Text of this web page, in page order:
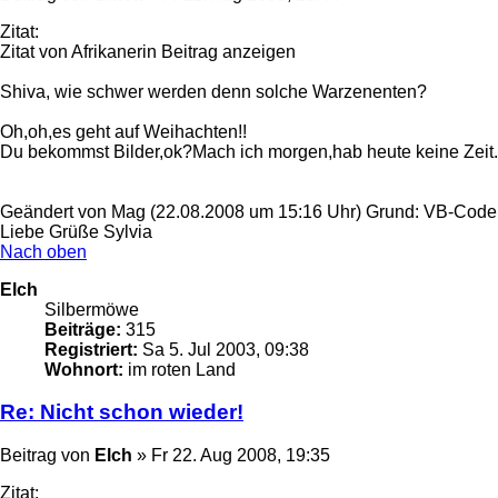
Zitat:
Zitat von Afrikanerin Beitrag anzeigen
Shiva, wie schwer werden denn solche Warzenenten?
Oh,oh,es geht auf Weihachten!!
Du bekommst Bilder,ok?Mach ich morgen,hab heute keine Zeit.
Geändert von Mag (22.08.2008 um 15:16 Uhr) Grund: VB-
Liebe Grüße Sylvia
Nach oben
Elch
Silbermöwe
Beiträge: 315
Registriert: Sa 5. Jul 2003, 09:38
Wohnort: im roten Land
Re: Nicht schon wieder!
Beitrag von Elch » Fr 22. Aug 2008, 19:35
Zitat: